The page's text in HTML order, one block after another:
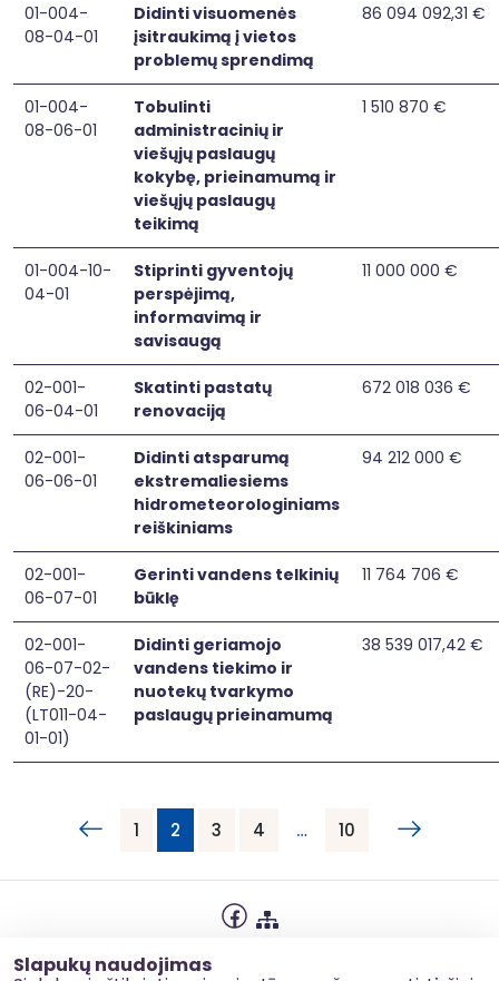
Slapukų naudojimas
01-004-
08-04-01
Didinti visuomenės
įsitraukimą į vietos
problemų sprendimą
86 094 092,31 €
01-004-
08-06-01
Tobulinti
administracinių ir
viešųjų paslaugų
kokybę, prieinamumą ir
viešųjų paslaugų
teikimą
1 510 870 €
01-004-10-
04-01
Stiprinti gyventojų
perspėjimą,
informavimą ir
savisaugą
11 000 000 €
02-001-
06-04-01
Skatinti pastatų
renovaciją
672 018 036 €
02-001-
06-06-01
Didinti atsparumą
ekstremaliesiems
hidrometeorologiniams
reiškiniams
94 212 000 €
02-001-
06-07-01
Gerinti vandens telkinių
būklę
11 764 706 €
02-001-
06-07-02-
(RE)-20-
(LT011-04-
01-01)
Didinti geriamojo
vandens tiekimo ir
nuotekų tvarkymo
paslaugų prieinamumą
38 539 017,42 €
1 2 3 4 … 10